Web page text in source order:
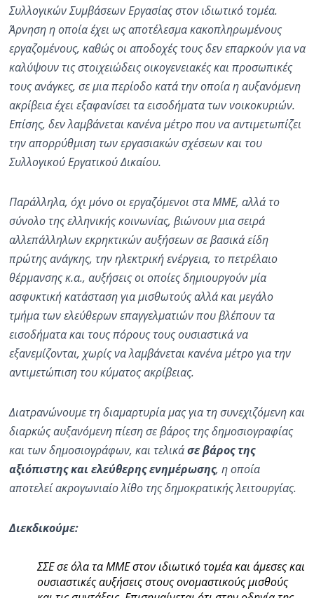
Συλλογικών Συμβάσεων Εργασίας στον ιδιωτικό τομέα.
Άρνηση η οποία έχει ως αποτέλεσμα κακοπληρωμένους
εργαζομένους, καθώς οι αποδοχές τους δεν επαρκούν για να
καλύψουν τις στοιχειώδεις οικογενειακές και προσωπικές
τους ανάγκες, σε μια περίοδο κατά την οποία η αυξανόμενη
ακρίβεια έχει εξαφανίσει τα εισοδήματα των νοικοκυριών.
Επίσης, δεν λαμβάνεται κανένα μέτρο που να αντιμετωπίζει
την απορρύθμιση των εργασιακών σχέσεων και του
Συλλογικού Εργατικού Δικαίου.
Παράλληλα, όχι μόνο οι εργαζόμενοι στα ΜΜΕ, αλλά το
σύνολο της ελληνικής κοινωνίας, βιώνουν μια σειρά
αλλεπάλληλων εκρηκτικών αυξήσεων σε βασικά είδη
πρώτης ανάγκης, την ηλεκτρική ενέργεια, το πετρέλαιο
θέρμανσης κ.α., αυξήσεις οι οποίες δημιουργούν μία
ασφυκτική κατάσταση για μισθωτούς αλλά και μεγάλο
τμήμα των ελεύθερων επαγγελματιών που βλέπουν τα
εισοδήματα και τους πόρους τους ουσιαστικά να
εξανεμίζονται, χωρίς να λαμβάνεται κανένα μέτρο για την
αντιμετώπιση του κύματος ακρίβειας.
Διατρανώνουμε τη διαμαρτυρία μας για τη συνεχιζόμενη και
διαρκώς αυξανόμενη πίεση σε βάρος της δημοσιογραφίας
και των δημοσιογράφων, και τελικάσε βάρος της
αξιόπιστης και ελεύθερης ενημέρωσης, η οποία
αποτελεί ακρογωνιαίο λίθο της δημοκρατικής λειτουργίας.
Διεκδικούμε:
ΣΣΕ σε όλα τα ΜΜΕ στον ιδιωτικό τομέα και άμεσες και
ουσιαστικές αυξήσεις στους ονομαστικούς μισθούς